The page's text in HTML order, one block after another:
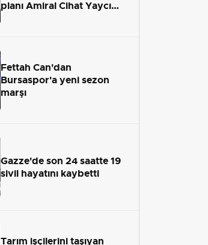
planı Amiral Cihat Yaycı
Fettah Can'dan
Bursaspor'a yeni sezon
marşı
Gazze'de son 24 saatte 19
sivil hayatını kaybetti
Tarım işçilerini taşıyan